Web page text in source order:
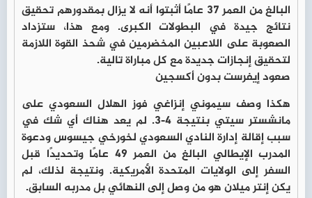
البالغ من العمر 37 عامًا أثبتوا أنه لا يزال بمقدورهم تحقيق
نتائج جيدة في البطولات الكبرى. ومع هذا، ستزداد
الصعوبة على اللاعبين المخضرمين في شحذ القوة اللازمة
لتحقيق إنجازات جديدة مع كل مباراة تالية.
صعود إيفرست بدون أكسجين
هكذا وصف سيموني إنزاغي فوز الهلال السعودي على
مانشستر سيتي بنتيجة 4-3. لم يعد هناك أي شك في
سبب إقالة إدارة النادي السعودي لخورخي جيسوس ودعوة
المدرب الإيطالي البالغ من العمر 49 عامًا وتحديدًا قبل
السفر إلى الولايات المتحدة الأمريكية. ونتيجة لذلك، لم
يكن إنتر ميلان هو من وصل إلى النهائي بل مدربه السابق.